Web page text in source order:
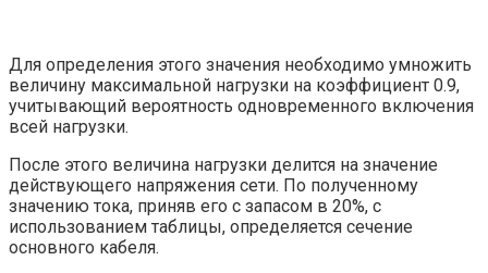
Для определения этого значения необходимо умножить
величину максимальной нагрузки на коэффициент 0.9,
учитывающий вероятность одновременного включения
всей нагрузки.
После этого величина нагрузки делится на значение
действующего напряжения сети. По полученному
значению тока, приняв его с запасом в 20%, с
использованием таблицы, определяется сечение
основного кабеля.